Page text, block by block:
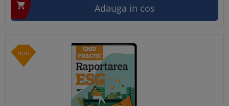
 Adauga in cos
nou